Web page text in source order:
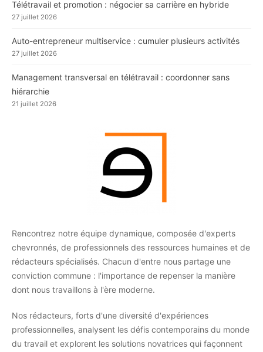
Télétravail et promotion : négocier sa carrière en hybride
27 juillet 2026
Auto-entrepreneur multiservice : cumuler plusieurs activités
27 juillet 2026
Management transversal en télétravail : coordonner sans
hiérarchie
21 juillet 2026
Rencontrez notre équipe dynamique, composée d'experts
chevronnés, de professionnels des ressources humaines et de
rédacteurs spécialisés. Chacun d'entre nous partage une
conviction commune : l'importance de repenser la manière
dont nous travaillons à l'ère moderne.
Nos rédacteurs, forts d'une diversité d'expériences
professionnelles, analysent les défis contemporains du monde
du travail et explorent les solutions novatrices qui façonnent